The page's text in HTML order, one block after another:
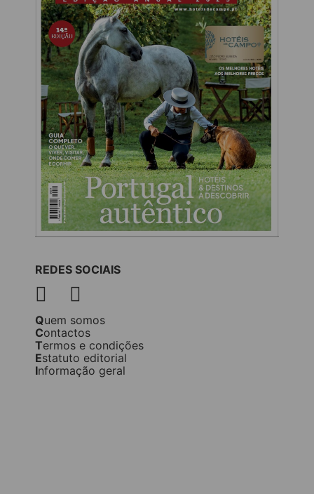
REDES SOCIAIS
Quem somos
Contactos
Termos e condições
Estatuto editorial
Informação geral